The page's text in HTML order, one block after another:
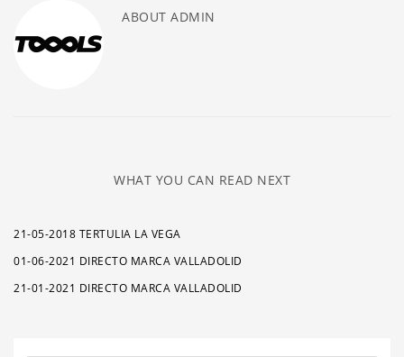
ABOUT ADMIN
WHAT YOU CAN READ NEXT
21-05-2018 TERTULIA LA VEGA
01-06-2021 DIRECTO MARCA VALLADOLID
21-01-2021 DIRECTO MARCA VALLADOLID